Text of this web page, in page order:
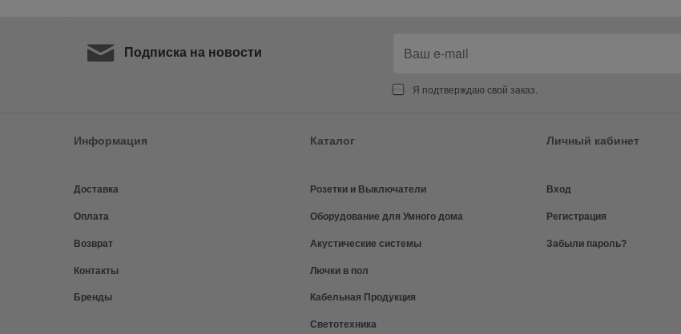
Подписка на новости
Я подтверждаю свой заказ.
Информация
Доставка
Оплата
Возврат
Контакты
Бренды
Каталог
Розетки и Выключатели
Оборудование для Умного дома
Акустические системы
Лючки в пол
Кабельная Продукция
Светотехника
Личный кабинет
Вход
Регистрация
Забыли пароль?